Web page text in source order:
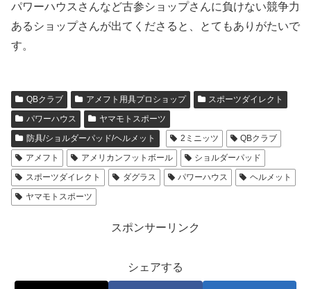
パワーハウスさんなど古参ショップさんに負けない競争力
あるショップさんが出てくださると、とてもありがたいで
す。
QBクラブ アメフト用具プロショップ
スポーツダイレクト
パワーハウス
ヤマモトスポーツ
防具/ショルダーパッド/ヘルメット
2ミニッツ
QBクラブ
アメフト
アメリカンフットボール
ショルダーパッド
スポーツダイレクト
ダグラス パワーハウス
ヘルメット
ヤマモトスポーツ
スポンサーリンク
シェアする